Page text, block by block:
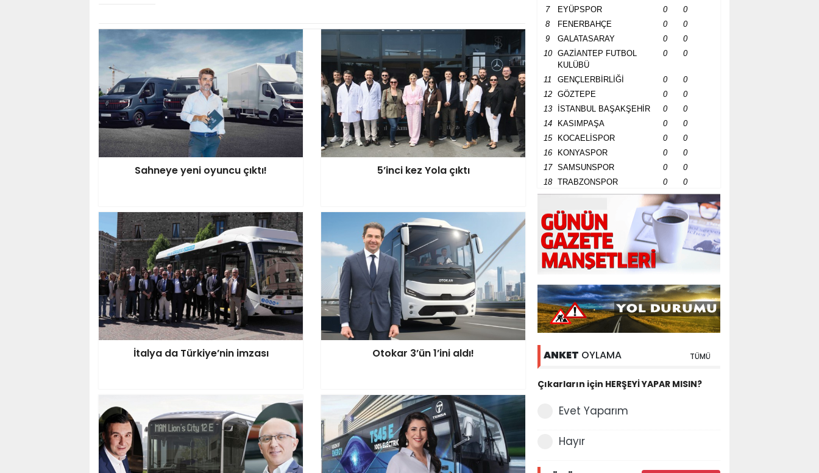
Sahneye yeni oyuncu çıktı! 5’inci kez Yola çıktı
İtalya da Türkiye’nin imzası Otokar 3’ün 1’ini aldı!
7
EYÜPSPOR 0
0
8
FENERBAHÇE 0
0
9
GALATASARAY 0
0
10
GAZİANTEP FUTBOL
KULÜBÜ
0 0
11 GENÇLERBİRLİĞİ 0
0
12
GÖZTEPE 0
0
13
İSTANBUL BAŞAKŞEHİR 0
0
14
KASIMPAŞA 0
0
15
KOCAELİSPOR 0
0
16
KONYASPOR 0
0
17
SAMSUNSPOR 0
0
18
TRABZONSPOR 0 0
ANKET OYLAMA TÜMÜ
Çıkarların için HERŞEYİ YAPAR MISIN?
Evet Yaparım
Hayır